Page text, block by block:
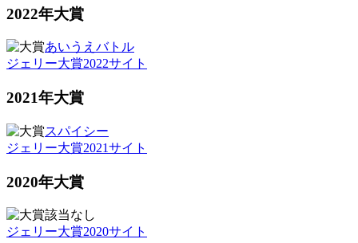
2022年大賞
あいうえバトル
ジェリー大賞2022サイト
2021年大賞
スパイシー
ジェリー大賞2021サイト
2020年大賞
該当なし
ジェリー大賞2020サイト